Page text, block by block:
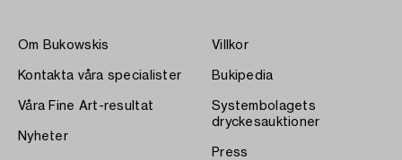
Om Bukowskis
Kontakta våra specialister
Våra Fine Art-resultat
Nyheter
Villkor
Bukipedia
Systembolagets
dryckesauktioner
Press